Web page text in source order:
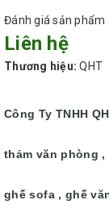
Đánh giá sản phẩm
Liên hệ
Thương hiệu: QHT
Công Ty TNHH
thảm văn phòng
ghế sofa , ghế